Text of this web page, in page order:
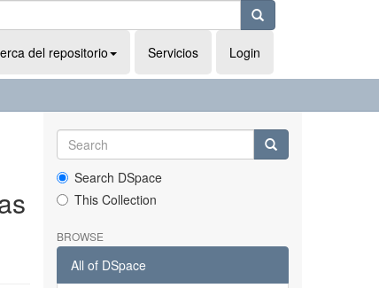
del repositorio Servicios Login
Search DSpace
This Collection
BROWSE
All of DSpace